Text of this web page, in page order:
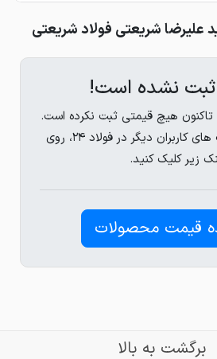
شریعتی فولاد شریعتی
ثبت نشده است!
هیچ قیمتی ثبت نکرده است.
برای مشاهده قیمت های کاربران دیگر در فولاد ۲۴، روی
زیر کلیک کنید.
قیمت محصولات
برگشت به بالا